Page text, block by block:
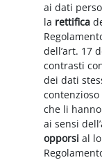
ai dati
la rettifica
dell’art. 17
contrasti
dei dati
che li
ai sensi
opporsi al